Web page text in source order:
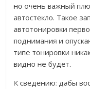
но очень важный
автостекло. Такое
автотонировки
поднимания и
типе тонировки
видно не будет.
К сведению: дабы